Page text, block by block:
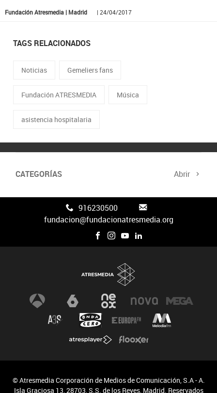
Fundación Atresmedia | Madrid | 24/04/2017
TAGS RELACIONADOS
Noticias Gemeliers fans
Fundación ATRESMEDIA Música
asistencia hospitalaria
CATEGORÍAS Abrir
Canal FAN3
916230500
fundacion@fundacionatresmedia.org
© Atresmedia Corporación de Medios de Comunicación, S.A - A.
Isla Graciosa 13, 28703, S.S. de los Reyes, Madrid. Reservados